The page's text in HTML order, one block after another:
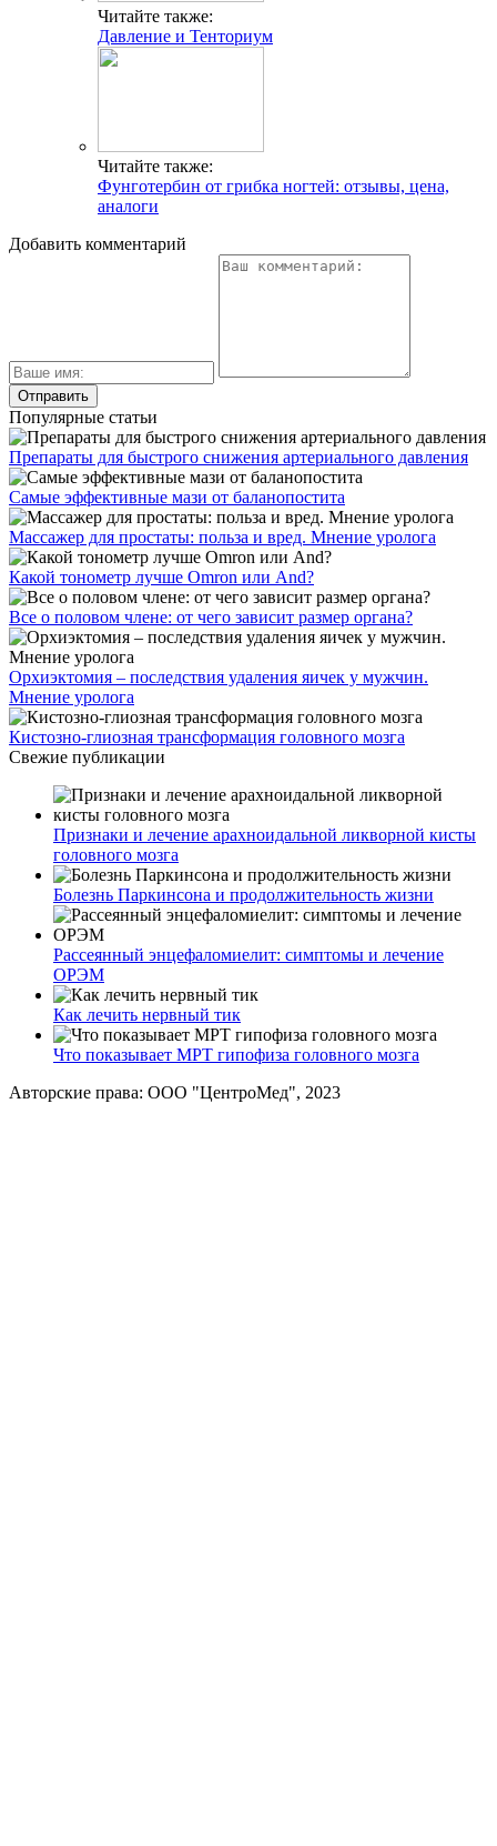
Читайте также:
Давление и Тенториум
Читайте также:
Фунготербин от грибка ногтей: отзывы, цена,
аналоги
Добавить комментарий
Популярные статьи
Препараты для быстрого снижения артериального давления
Самые эффективные мази от баланопостита
Массажер для простаты: польза и вред. Мнение уролога
Какой тонометр лучше Omron или And?
Все о половом члене: от чего зависит размер органа?
Орхиэктомия – последствия удаления яичек у мужчин.
Мнение уролога
Кистозно-глиозная трансформация головного мозга
Свежие публикации
Признаки и лечение арахноидальной ликворной кисты
головного мозга
Болезнь Паркинсона и продолжительность жизни
Рассеянный энцефаломиелит: симптомы и лечение
ОРЭМ
Как лечить нервный тик
Что показывает МРТ гипофиза головного мозга
Авторские права: ООО "ЦентроМед", 2023